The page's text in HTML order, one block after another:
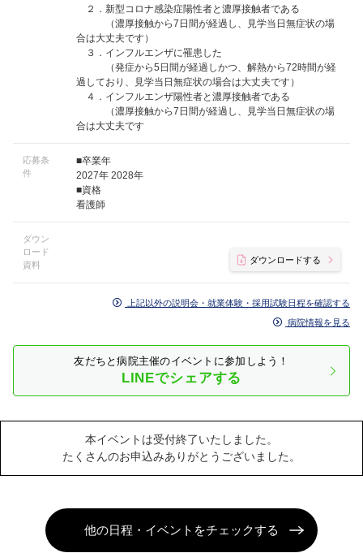
２．新型コロナ感染症陽性者と濃厚接触者である
（濃厚接触から7日間が経過し、見学当日無症状の場
合は大丈夫です）
３．インフルエンザに罹患した
（発症から5日間が経過しかつ、解熱から72時間が経
過しており、見学当日無症状の場合は大丈夫です）
４．インフルエンザ陽性者と濃厚接触者である
（濃厚接触から7日間が経過し、見学当日無症状の場
合は大丈夫です
応募条
件
■卒業年
2027年 2028年
■資格
看護師
ダウン
ロード
資料
ダウンロードする
上記以外の説明会・就業体験・採用試験日程を確認する
病院情報を見る
友だちと病院主催のイベントに参加しよう！
LINEでシェアする
本イベントは受付終了いたしました。
たくさんのお申込みありがとうございました。
他の日程・イベントをチェックする